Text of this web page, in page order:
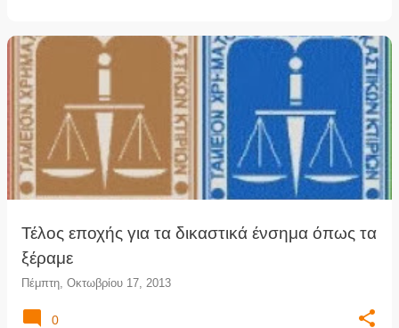
Τέλος εποχής για τα δικαστικά ένσημα όπως τα
ξέραμε
Πέμπτη, Οκτωβρίου 17, 2013
0